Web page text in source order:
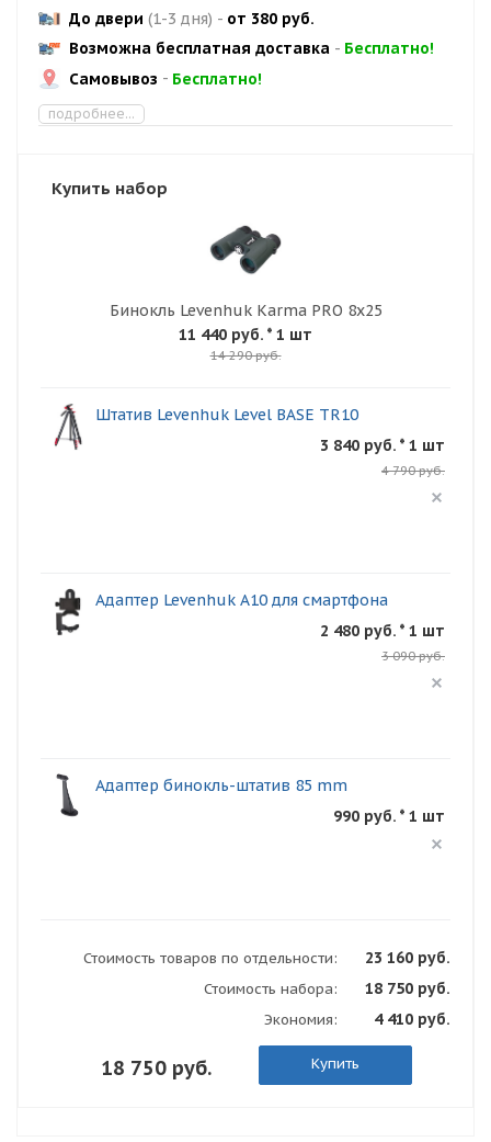
До двери (1-3 дня) - от 380 руб.
Возможна бесплатная доставка - Бесплатно!
Самовывоз - Бесплатно!
подробнее...
Купить набор
Бинокль Levenhuk Karma PRO 8x25
11 440 руб. * 1 шт
14 290 руб.
Штатив Levenhuk Level BASE TR10
3 840 руб. * 1 шт
4 790 руб.
Адаптер Levenhuk A10 для смартфона
2 480 руб. * 1 шт
3 090 руб.
Адаптер бинокль-штатив 85 mm
990 руб. * 1 шт
Стоимость товаров по отдельности: 23 160 руб.
Стоимость набора: 18 750 руб.
Экономия: 4 410 руб.
18 750 руб. Купить